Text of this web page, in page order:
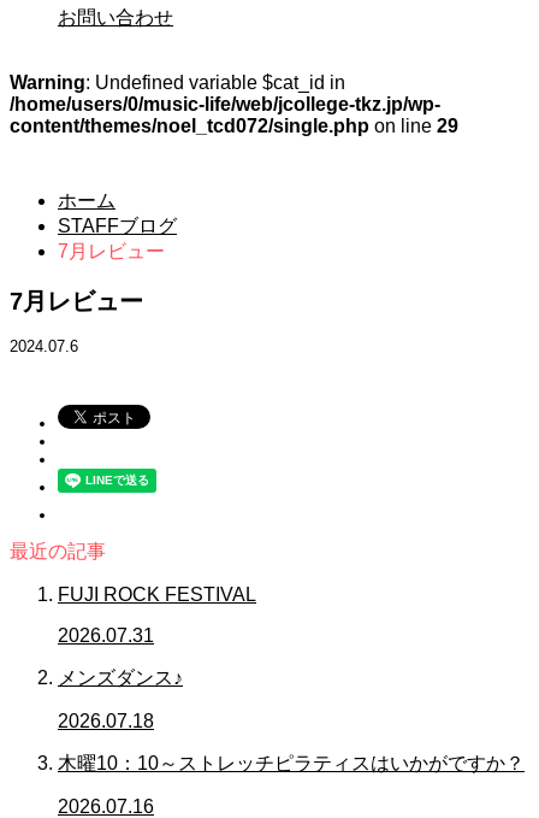
お問い合わせ
Warning: Undefined variable $cat_id in
/home/users/0/music-life/web/jcollege-tkz.jp/wp-
content/themes/noel_tcd072/single.php on line 29
ホーム
STAFFブログ
7月レビュー
7月レビュー
2024.07.6
最近の記事
FUJI ROCK FESTIVAL
2026.07.31
メンズダンス♪
2026.07.18
木曜10：10～ストレッチピラティスはいかがですか？
2026.07.16